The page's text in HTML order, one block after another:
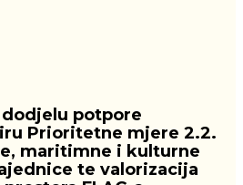
dodjelu potpore
Prioritetne mjere 2.2.
maritimne i kulturne
te valorizacija